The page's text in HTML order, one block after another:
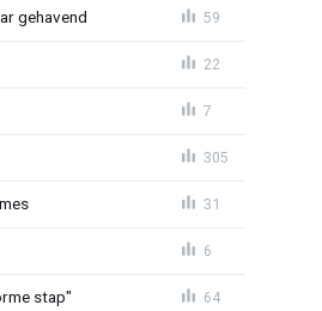
gehavend 59
22
7
305
31
6
stap" 64